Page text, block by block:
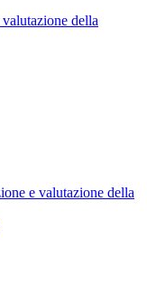
della
e valutazione della